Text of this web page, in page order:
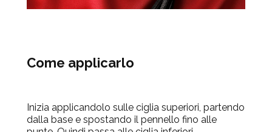
Come applicarlo
Inizia applicandolo sulle ciglia superiori, partendo
dalla base e spostando il pennello fino alle